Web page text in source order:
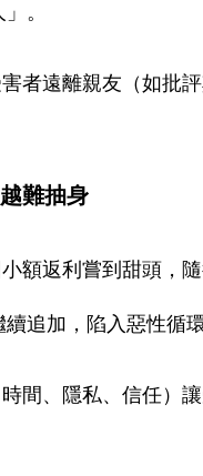
。
者遠離親友（如批
難抽身
小額返利嘗到甜頭，
追加，陷入惡性循環
時間、隱私、信任）